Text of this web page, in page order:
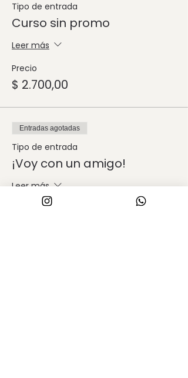
Tipo de entrada
Curso sin promo
Leer más
Precio
$ 2.700,00
Entradas agotadas
Tipo de entrada
¡Voy con un amigo!
Leer más